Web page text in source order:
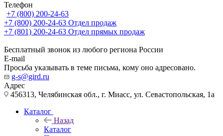
Телефон
+7 (800) 200-24-63
+7 (800) 200-24-63 Отдел продаж
+7 (801) 200-24-63 Отдел прямых продаж
Бесплатный звонок из любого региона России
E-mail
Просьба указывать в теме письма, кому оно адресовано.
g-s@gird.ru
Адрес
456313, Челябинская обл., г. Миасс, ул. Севастопольская, 1а
Каталог
Назад
Каталог